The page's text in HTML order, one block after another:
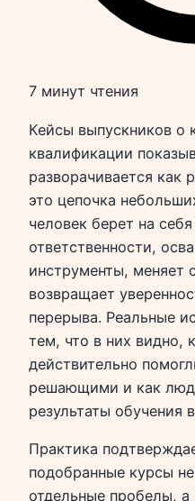
7 минут чтения
Кейсы выпускников о
квалификации
разворачивается как
это цепочка
человек берет на
ответственности,
инструменты, меняет
возвращает
перерыва. Реальные
тем, что в них видно,
действительно
решающими и как
результаты обучения
Практика
подобранные курсы
отдельные пробелы,